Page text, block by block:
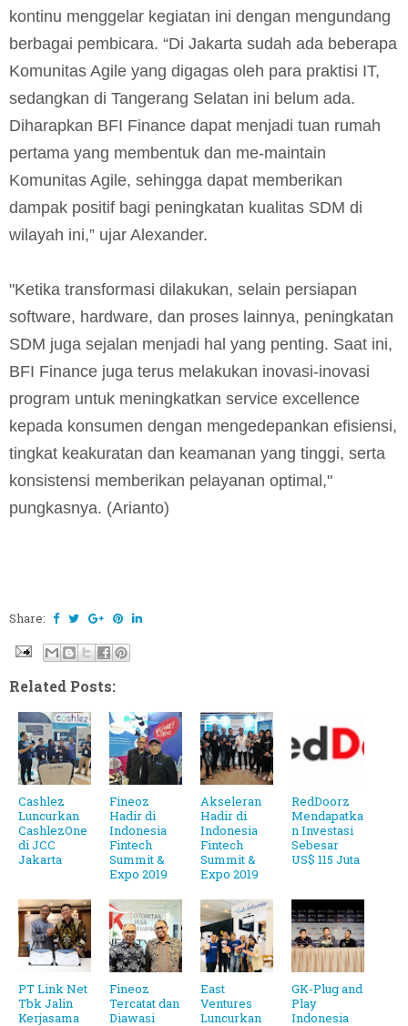
kontinu menggelar kegiatan ini dengan mengundang
berbagai pembicara. “Di Jakarta sudah ada beberapa
Komunitas Agile yang digagas oleh para praktisi IT,
sedangkan di Tangerang Selatan ini belum ada.
Diharapkan BFI Finance dapat menjadi tuan rumah
pertama yang membentuk dan me-maintain
Komunitas Agile, sehingga dapat memberikan
dampak positif bagi peningkatan kualitas SDM di
wilayah ini,” ujar Alexander.
"Ketika transformasi dilakukan, selain persiapan
software, hardware, dan proses lainnya, peningkatan
SDM juga sejalan menjadi hal yang penting. Saat ini,
BFI Finance juga terus melakukan inovasi-inovasi
program untuk meningkatkan service excellence
kepada konsumen dengan mengedepankan efisiensi,
tingkat keakuratan dan keamanan yang tinggi, serta
konsistensi memberikan pelayanan optimal,"
pungkasnya. (Arianto)
Share:
Related Posts:
Cashlez
Luncurkan
CashlezOne
di JCC
Jakarta
Fineoz
Hadir di
Indonesia
Fintech
Summit &
Expo 2019
Akseleran
Hadir di
Indonesia
Fintech
Summit &
Expo 2019
RedDoorz
Mendapatka
n Investasi
Sebesar
US$ 115 Juta
PT Link Net
Tbk Jalin
Kerjasama
Fineoz
Tercatat dan
Diawasi
East
Ventures
Luncurkan
GK-Plug and
Play
Indonesia